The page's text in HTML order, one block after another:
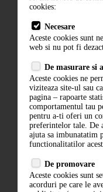
ABONARE LA
cookies:
Necesare
Aceste cookies sunt
web si nu pot fi
De masurare si
Aceste cookies ne
viziteaza site-ul sau
pagina – rapoarte
comportamentul tau
pentru a-ti oferi un
preferintelor tale. De
ajuta sa imbunatatim
functionalitatilor
De promovare
Aceste cookies sunt
acorduri pe care le